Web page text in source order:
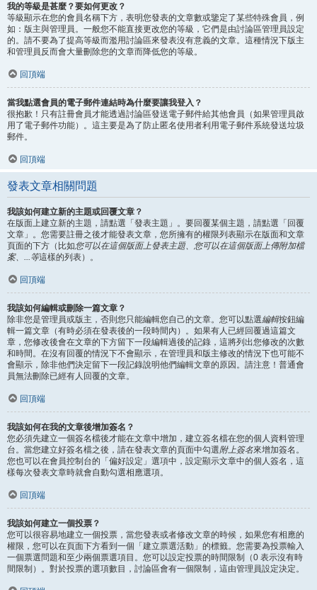
我的等級是甚麼？要如何更改？
等級顯示在您的會員名稱下方，表明您發表的文章數或鑒定了某些特殊會員，例
如：版主與管理員。一般您不能直接更改您的等級，它們是由討論區管理員設定
的。請不要為了提高等級而濫用討論區來發表沒有意義的文章。這種情況下版主
和管理員反而會大量刪除您的文章而降低您的等級。
回頂端
當我點選會員的電子郵件連結時為什麼要讓我登入？
很抱歉！只有註冊會員才能透過討論區發送電子郵件給其他會員（如果管理員啟
用了電子郵件功能）。這主要是為了防止匿名使用者利用電子郵件系統發送垃圾
郵件。
回頂端
發表文章相關問題
我該如何建立新的主題或回覆文章？
在版面上建立新的主題，請點選「發表主題」。要回覆某個主題，請點選「回覆
文章」。您需要註冊之後才能發表文章，您所擁有的權限列表顯示在版面和文章
頁面的下方（比如您可以在這個版面上發表主題、您可以在這個版面上傳附加檔
案、...等這樣的列表）。
回頂端
我該如何編輯或刪除一篇文章？
除非您是管理員或版主，否則您只能編輯您自己的文章。您可以點選編輯按鈕編
輯一篇文章（有時必須在發表後的一段時間內）。如果有人已經回覆過這篇文
章，您修改後會在文章的下方留下一段編輯過後的記錄，這將列出您修改的次數
和時間。在沒有回覆的情況下不會顯示，在管理員和版主修改的情況下也可能不
會顯示，除非他們決定留下一段記錄說明他們編輯文章的原因。請注意！普通會
員無法刪除已經有人回覆的文章。
回頂端
我該如何在我的文章後增加簽名？
您必須先建立一個簽名檔後才能在文章中增加，建立簽名檔在您的個人資料管理
台。當您建立好簽名檔之後，請在發表文章的頁面中勾選附上簽名來增加簽名。
您也可以在會員控制台的「偏好設定」選項中，設定顯示文章中的個人簽名，這
樣每次發表文章時就會自動勾選相應選項。
回頂端
我該如何建立一個投票？
您可以很容易地建立一個投票，當您發表或者修改文章的時候，如果您有相應的
權限，您可以在頁面下方看到一個「建立票選活動」的標籤。您需要為投票輸入
一個票選問題和至少兩個票選項目。您可以設定投票的時間限制（0 表示沒有時
間限制）。對於投票的選項數目，討論區會有一個限制，這由管理員設定決定。